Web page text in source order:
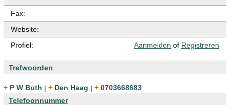
Fax:
Website:
Profiel:
Aanmelden of Registreren
Trefwoorden
+ P W Buth | + Den Haag |
+ 0703668683
Telefoonnummer